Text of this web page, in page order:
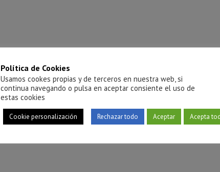
Política de Cookies
Usamos cookes propias y de terceros en nuestra web, si
continua navegando o pulsa en aceptar consiente el uso de
estas cookies
Cookie personalización Rechazar todo Aceptar Acepta